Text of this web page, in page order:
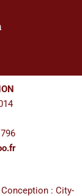
Conception : City-